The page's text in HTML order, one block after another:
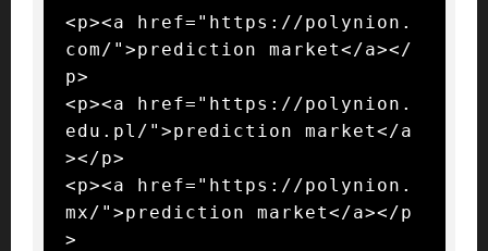
<p><a href="https://polynion.
com/">prediction market</a></
p>
<p><a href="https://polynion.
edu.pl/">prediction market</a
></p>
<p><a href="https://polynion.
mx/">prediction market</a></p
>